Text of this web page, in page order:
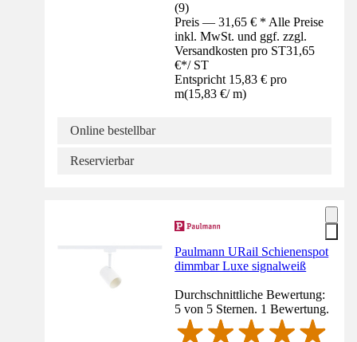
(9)
Preis — 31,65 € * Alle Preise
inkl. MwSt. und ggf. zzgl.
Versandkosten pro ST31,65
€*/ ST
Entspricht 15,83 € pro
m(15,83 €/ m)
Online bestellbar
Reservierbar
Paulmann URail Schienenspot
dimmbar Luxe signalweiß
Durchschnittliche Bewertung:
5 von 5 Sternen. 1 Bewertung.